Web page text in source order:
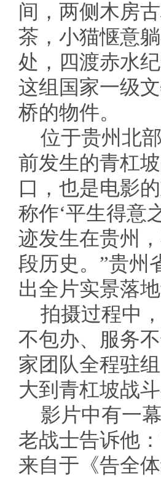
间，两侧木房
茶，小猫惬意
处，四渡赤水
这组国家一级
桥的物件。
位于贵州北
前发生的青杠
口，也是电影
称作‘平生得意
迹发生在贵州
段历史。”贵州
出全片实景落
拍摄过程中
不包办、服务
家团队全程驻
大到青杠坡战
影片中有一
老战士告诉他
来自于《告全